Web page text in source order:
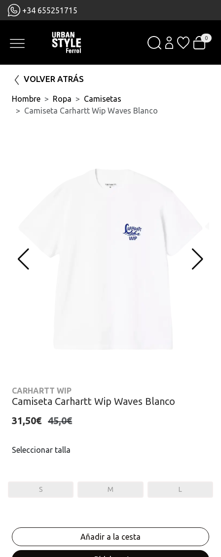
+34 655251715
0
VOLVER ATRÁS
Hombre Ropa
Camisetas
Camiseta Carhartt Wip Waves Blanco
CARHARTT WIP
Camiseta Carhartt Wip Waves Blanco
31,50€ 45,0€
Seleccionar talla
S M L